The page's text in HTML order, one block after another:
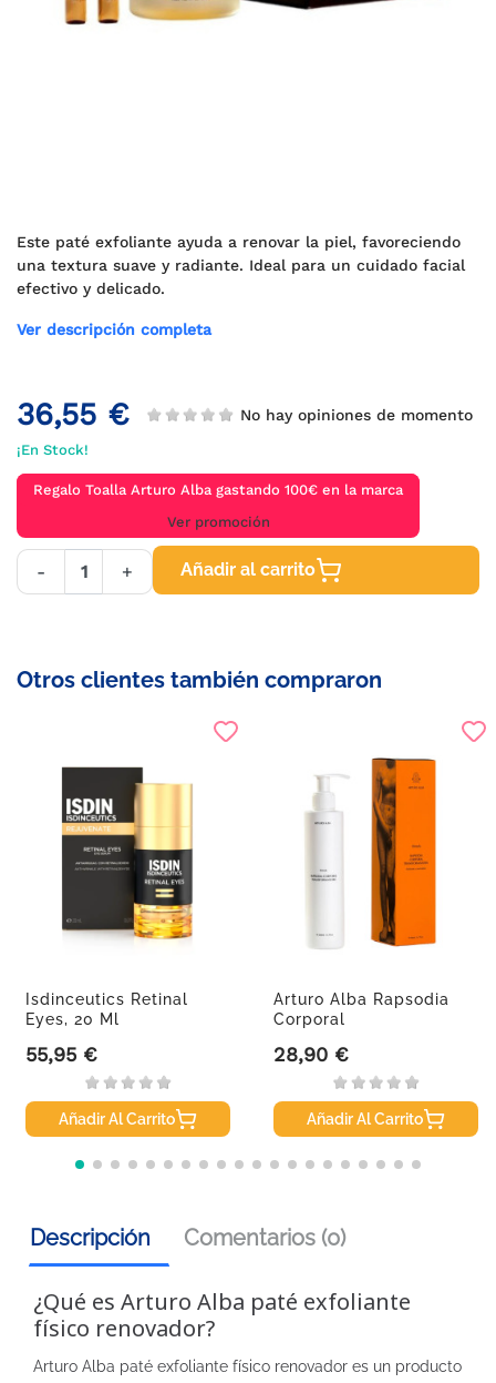
Este paté exfoliante ayuda a renovar la piel, favoreciendo
una textura suave y radiante. Ideal para un cuidado facial
efectivo y delicado.
Ver descripción completa
36,55 € No hay opiniones de momento
¡En Stock!
Regalo Toalla Arturo Alba gastando 100€ en la marca
Ver promoción
- + Añadir al carrito
Otros clientes también compraron
Isdinceutics Retinal
Eyes, 20 Ml
Precio
55,95 €
Añadir Al Carrito
Arturo Alba Rapsodia
Corporal
Precio
28,90 €
Añadir Al Carrito
Descripción Comentarios (0)
¿Qué es Arturo Alba paté exfoliante
físico renovador?
Arturo Alba paté exfoliante físico renovador es un producto